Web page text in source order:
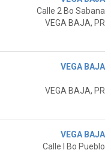
Calle 2 Bo Sabana
VEGA BAJA, PR
VEGA BAJA
VEGA BAJA, PR
VEGA BAJA
Calle I Bo Pueblo